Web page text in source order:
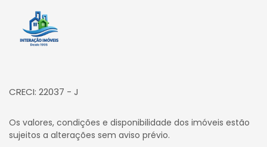
Página inicial
CRECI: 22037 - J
Os valores, condições e disponibilidade dos imóveis estão
sujeitos a alterações sem aviso prévio.